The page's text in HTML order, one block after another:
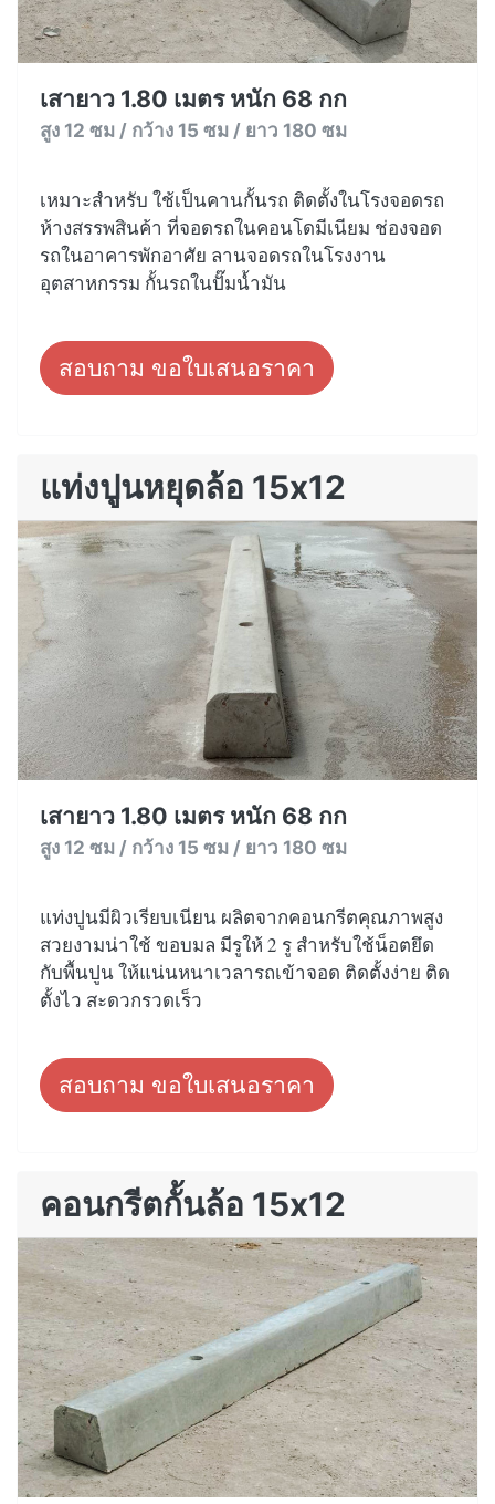
เสายาว 1.80 เมตร หนัก 68 กก
สูง 12 ซม / กว้าง 15 ซม / ยาว 180 ซม
เหมาะสำหรับ ใช้เป็นคานกั้นรถ ติดตั้งในโรงจอดรถ
ห้างสรรพสินค้า ที่จอดรถในคอนโดมีเนียม ช่องจอด
รถในอาคารพักอาศัย ลานจอดรถในโรงงาน
อุตสาหกรรม กั้นรถในปั๊มน้ำมัน
สอบถาม ขอใบเสนอราคา
แท่งปูนหยุดล้อ 15x12
เสายาว 1.80 เมตร หนัก 68 กก
สูง 12 ซม / กว้าง 15 ซม / ยาว 180 ซม
แท่งปูนมีผิวเรียบเนียน ผลิตจากคอนกรีตคุณภาพสูง
สวยงามน่าใช้ ขอบมล มีรูให้ 2 รู สำหรับใช้น็อตยึด
กับพื้นปูน ให้แน่นหนาเวลารถเข้าจอด ติดตั้งง่าย ติด
ตั้งไว สะดวกรวดเร็ว
สอบถาม ขอใบเสนอราคา
คอนกรีตกั้นล้อ 15x12